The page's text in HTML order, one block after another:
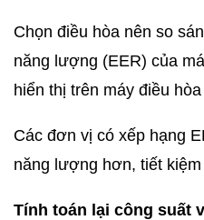
Chọn điều hòa nên so
năng lượng (EER) của
hiển thị trên máy điều
Các đơn vị có xếp hạng
năng lượng hơn, tiết
Tính toán lại công suất